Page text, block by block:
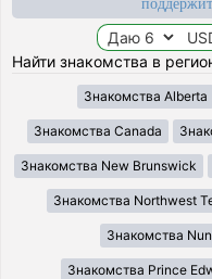
Найти знакомства в
Знакомства Alberta
Знакомства Canada
Знакомства New Brunswick
Знакомства Northwest
Знакомства
Знакомства Prince